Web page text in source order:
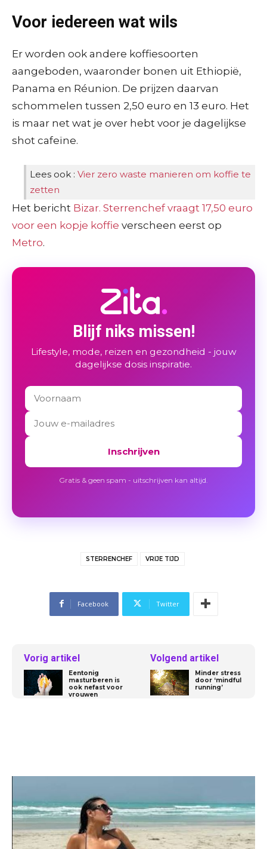
Voor iedereen wat wils
Er worden ook andere koffiesoorten
aangeboden, waaronder bonen uit Ethiopië,
Panama en Réunion. De prijzen daarvan
schommelen tussen 2,50 euro en 13 euro. Het
is maar net wat je over hebt voor je dagelijkse
shot cafeïne.
Lees ook : Vier zero waste manieren om koffie te
zetten
Het bericht Bizar. Sterrenchef vraagt 17,50 euro
voor een kopje koffie verscheen eerst op
Metro.
Blijf niks missen!
Lifestyle, mode, reizen en gezondheid - jouw
dagelijkse dosis inspiratie.
Inschrijven
Gratis & geen spam - uitschrijven kan altijd.
STERRENCHEF VRIJE TIJD
Facebook Twitter
Vorig artikel
Eentonig
masturberen is
ook nefast voor
vrouwen
Volgend artikel
Minder stress
door ‘mindful
running’